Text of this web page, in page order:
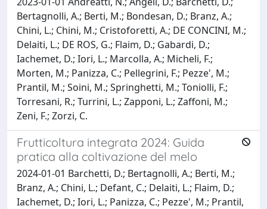
Bertagnolli, A.; Berti, M.; Bondesan, D.; Branz, A.;
Chini, L.; Chini, M.; Cristoforetti, A.; DE CONCINI, M.;
Delaiti, L.; DE ROS, G.; Flaim, D.; Gabardi, D.;
Iachemet, D.; Iori, L.; Marcolla, A.; Micheli, F.;
Morten, M.; Panizza, C.; Pellegrini, F.; Pezze', M.;
Prantil, M.; Soini, M.; Springhetti, M.; Toniolli, F.;
Torresani, R.; Turrini, L.; Zapponi, L.; Zaffoni, M.;
Zeni, F.; Zorzi, C.
Frutticoltura integrata 2024: Guida
pratica alla coltivazione del melo
2024-01-01 Barchetti, D.; Bertagnolli, A.; Berti, M.;
Branz, A.; Chini, L.; Defant, C.; Delaiti, L.; Flaim, D.;
Iachemet, D.; Iori, L.; Panizza, C.; Pezze', M.; Prantil,